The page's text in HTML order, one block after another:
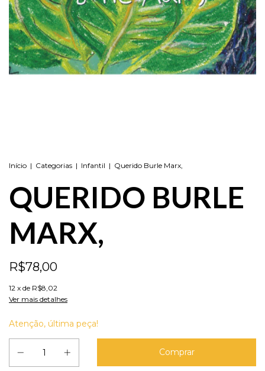
Início | Categorias | Infantil | Querido Burle Marx,
QUERIDO BURLE
MARX,
R$78,00
12 x de R$8,02
Ver mais detalhes
Atenção, última peça!